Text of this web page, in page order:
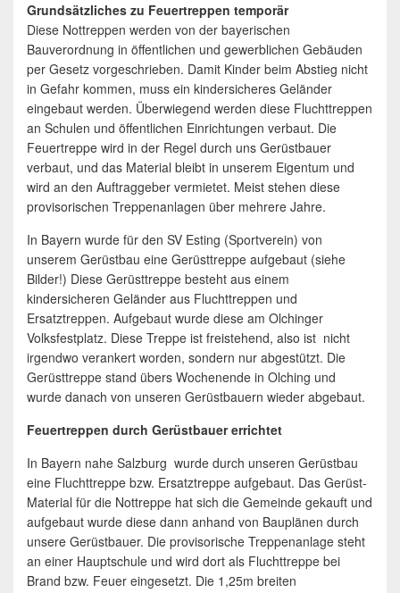
Grundsätzliches zu Feuertreppen temporär
Diese Nottreppen werden von der bayerischen
Bauverordnung in öffentlichen und gewerblichen Gebäuden
per Gesetz vorgeschrieben. Damit Kinder beim Abstieg nicht
in Gefahr kommen, muss ein kindersicheres Geländer
eingebaut werden. Überwiegend werden diese Fluchttreppen
an Schulen und öffentlichen Einrichtungen verbaut. Die
Feuertreppe wird in der Regel durch uns Gerüstbauer
verbaut, und das Material bleibt in unserem Eigentum und
wird an den Auftraggeber vermietet. Meist stehen diese
provisorischen Treppenanlagen über mehrere Jahre.
In Bayern wurde für den SV Esting (Sportverein) von
unserem Gerüstbau eine Gerüsttreppe aufgebaut (siehe
Bilder!) Diese Gerüsttreppe besteht aus einem
kindersicheren Geländer aus Fluchttreppen und
Ersatztreppen. Aufgebaut wurde diese am Olchinger
Volksfestplatz. Diese Treppe ist freistehend, also ist nicht
irgendwo verankert worden, sondern nur abgestützt. Die
Gerüsttreppe stand übers Wochenende in Olching und
wurde danach von unseren Gerüstbauern wieder abgebaut.
Feuertreppen durch Gerüstbauer errichtet
In Bayern nahe Salzburg wurde durch unseren Gerüstbau
eine Fluchttreppe bzw. Ersatztreppe aufgebaut. Das Gerüst-
Material für die Nottreppe hat sich die Gemeinde gekauft und
aufgebaut wurde diese dann anhand von Bauplänen durch
unsere Gerüstbauer. Die provisorische Treppenanlage steht
an einer Hauptschule und wird dort als Fluchttreppe bei
Brand bzw. Feuer eingesetzt. Die 1,25m breiten